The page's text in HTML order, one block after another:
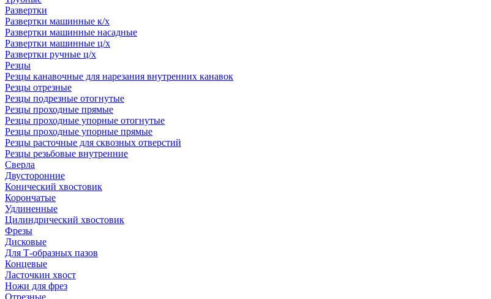
Развертки
Развертки машинные к/х
Развертки машинные насадные
Развертки машинные ц/х
Развертки ручные ц/х
Резцы
Резцы канавочные для нарезания внутренних канавок
Резцы отрезные
Резцы подрезные отогнутые
Резцы проходные прямые
Резцы проходные упорные отогнутые
Резцы проходные упорные прямые
Резцы расточные для сквозных отверстий
Резцы резьбовые внутренние
Сверла
Двусторонние
Конический хвостовик
Корончатые
Удлиненные
Цилиндрический хвостовик
Фрезы
Дисковые
Для Т-образных пазов
Концевые
Ласточкин хвост
Ножи для фрез
Отрезные